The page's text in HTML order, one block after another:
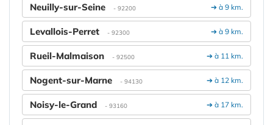
➔ à 9 km.
Neuilly-sur-Seine - 92200
➔ à 9 km.
Levallois-Perret - 92300
➔ à 11 km.
Rueil-Malmaison - 92500
➔ à 12 km.
Nogent-sur-Marne - 94130
➔ à 17 km.
Noisy-le-Grand - 93160